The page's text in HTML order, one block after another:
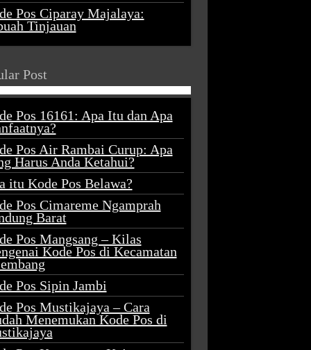
Pos Ciparay Majalaya:
Tinjauan
Post
Pos 16161: Apa Itu dan Apa
Pos Air Rambai Curup: Apa
Harus Anda Ketahui?
itu Kode Pos Belawa?
Pos Cimareme Ngamprah
Barat
Pos Mangsang – Kilas
Kode Pos di Kecamatan
Pos Sipin Jambi
Pos Mustikajaya – Cara
Menemukan Kode Pos di